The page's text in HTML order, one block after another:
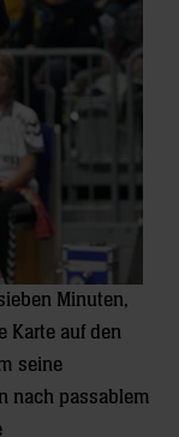
Minuten,
Karte auf den
seine
nach passablem